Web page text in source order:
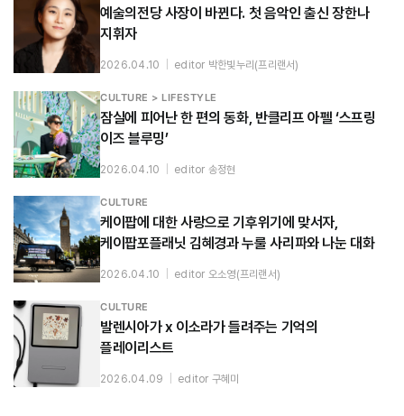
예술의전당 사장이 바뀐다. 첫 음악인 출신 장한나
지휘자
2026.04.10 editor 박한빛누리(프리랜서)
CULTURE > LIFESTYLE
잠실에 피어난 한 편의 동화, 반클리프 아펠 ‘스프링
이즈 블루밍’
2026.04.10 editor 송정현
CULTURE
케이팝에 대한 사랑으로 기후위기에 맞서자,
케이팝포플래닛 김혜경과 누룰 사리파와 나눈 대화
2026.04.10 editor 오소영(프리랜서)
CULTURE
발렌시아가 x 이소라가 들려주는 기억의
플레이리스트
2026.04.09 editor 구혜미